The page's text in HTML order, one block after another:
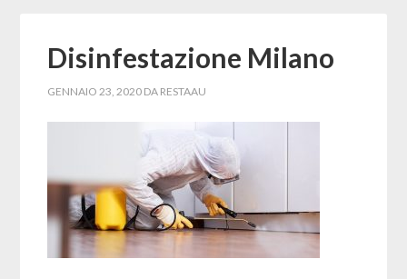
Disinfestazione Milano
GENNAIO 23, 2020 DA RESTAAU